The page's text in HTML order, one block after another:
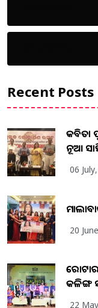
Recent Posts
କବିତା
ନୂଆ
06
20
କଳିଙ୍ଗ
22